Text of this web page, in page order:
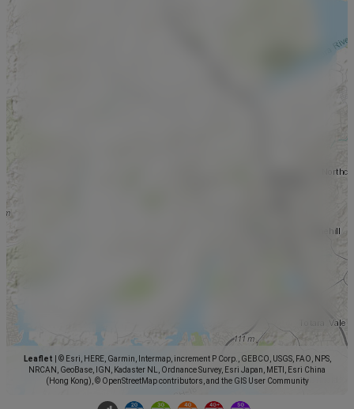
Leaflet
© Esri, HERE, Garmin, Intermap, increment P Corp., GEBCO, USGS, FAO, NPS,
NRCAN, GeoBase, IGN, Kadaster NL, Ordnance Survey, Esri Japan, METI, Esri China
(Hong Kong), © OpenStreetMap contributors, and the GIS User Community